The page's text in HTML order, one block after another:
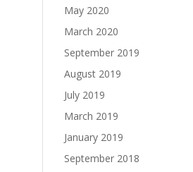
May 2020
March 2020
September 2019
August 2019
July 2019
March 2019
January 2019
September 2018